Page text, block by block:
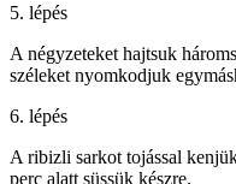
5. lépés
A négyzeteket hajtsuk
széleket nyomkodjuk
6. lépés
A ribizli sarkot tojással
perc alatt süssük készre.